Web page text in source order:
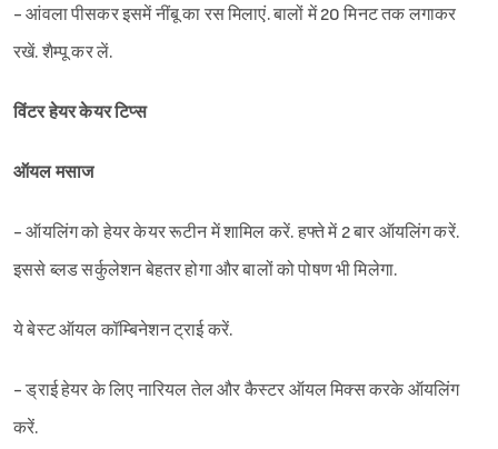
- आंवला पीसकर इसमें नींबू का रस मिलाएं. बालों में 20 मिनट तक लगाकर
रखें. शैम्पू कर लें.
विंटर हेयर केयर टिप्स
ऑयल मसाज
- ऑयलिंग को हेयर केयर रूटीन में शामिल करें. हफ्ते में 2 बार ऑयलिंग करें.
इससे ब्लड सर्कुलेशन बेहतर होगा और बालों को पोषण भी मिलेगा.
ये बेस्ट ऑयल कॉम्बिनेशन ट्राई करें.
- ड्राई हेयर के लिए नारियल तेल और कैस्टर ऑयल मिक्स करके ऑयलिंग
करें.